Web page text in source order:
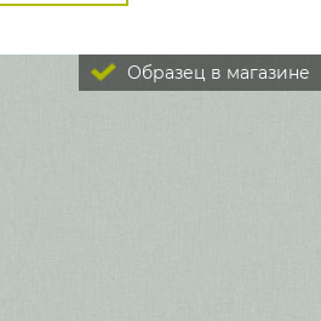
Образец в магазине